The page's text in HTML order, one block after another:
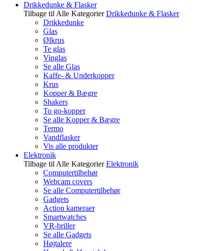
Drikkedunke & Flasker
Tilbage til Alle Kategorier Drikkedunke & Flasker
Drikkedunke
Glas
Ølkrus
Te glas
Vinglas
Se alle Glas
Kaffe- & Underkopper
Krus
Kopper & Bægre
Shakers
To go-kopper
Se alle Kopper & Bægre
Termo
Vandflasker
Vis alle produkter
Elektronik
Tilbage til Alle Kategorier Elektronik
Computertilbehør
Webcam covers
Se alle Computertilbehør
Gadgets
Action kameraer
Smartwatches
VR-briller
Se alle Gadgets
Højtalere